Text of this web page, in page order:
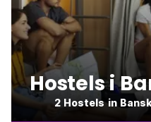
Hostels i
2 Hostels in